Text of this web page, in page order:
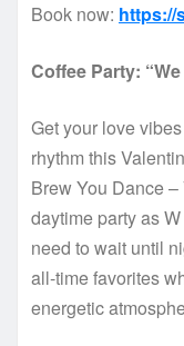
Book now: https://
Coffee Party:
Get your love
rhythm this
Brew You Dance
daytime party as
need to wait until
all-time favorites
energetic